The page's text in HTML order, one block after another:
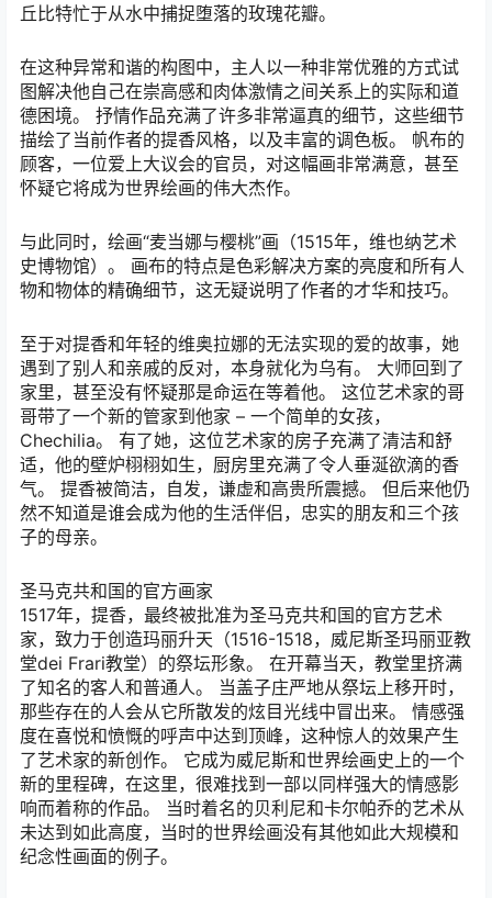
丘比特忙于从水中捕捉堕落的玫瑰花瓣。
在这种异常和谐的构图中，主人以一种非常优雅的方式试
图解决他自己在崇高感和肉体激情之间关系上的实际和道
德困境。 抒情作品充满了许多非常逼真的细节，这些细节
描绘了当前作者的提香风格，以及丰富的调色板。 帆布的
顾客，一位爱上大议会的官员，对这幅画非常满意，甚至
怀疑它将成为世界绘画的伟大杰作。
与此同时，绘画“麦当娜与樱桃”画（1515年，维也纳艺术
史博物馆）。 画布的特点是色彩解决方案的亮度和所有人
物和物体的精确细节，这无疑说明了作者的才华和技巧。
至于对提香和年轻的维奥拉娜的无法实现的爱的故事，她
遇到了别人和亲戚的反对，本身就化为乌有。 大师回到了
家里，甚至没有怀疑那是命运在等着他。 这位艺术家的哥
哥带了一个新的管家到他家 – 一个简单的女孩，
Chechilia。 有了她，这位艺术家的房子充满了清洁和舒
适，他的壁炉栩栩如生，厨房里充满了令人垂涎欲滴的香
气。 提香被简洁，自发，谦虚和高贵所震撼。 但后来他仍
然不知道是谁会成为他的生活伴侣，忠实的朋友和三个孩
子的母亲。
圣马克共和国的官方画家
1517年，提香，最终被批准为圣马克共和国的官方艺术
家，致力于创造玛丽升天（1516-1518，威尼斯圣玛丽亚教
堂dei Frari教堂）的祭坛形象。 在开幕当天，教堂里挤满
了知名的客人和普通人。 当盖子庄严地从祭坛上移开时，
那些存在的人会从它所散发的炫目光线中冒出来。 情感强
度在喜悦和愤慨的呼声中达到顶峰，这种惊人的效果产生
了艺术家的新创作。 它成为威尼斯和世界绘画史上的一个
新的里程碑，在这里，很难找到一部以同样强大的情感影
响而着称的作品。 当时着名的贝利尼和卡尔帕乔的艺术从
未达到如此高度，当时的世界绘画没有其他如此大规模和
纪念性画面的例子。